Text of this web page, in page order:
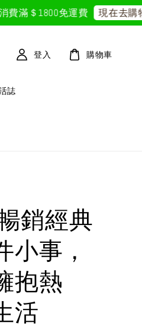
＄1800免運費 現在去購物！
誌
登入 購物車
銷經典
小事，
抱熱
活